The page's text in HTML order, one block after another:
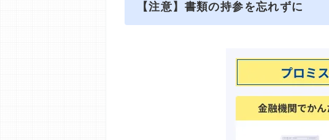
【注意】書類の持参を忘れずに